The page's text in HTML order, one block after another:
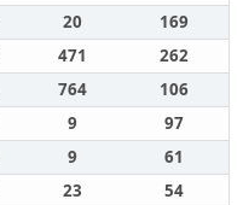
20
169
471
262
764
106
9
97
9
61
23
54